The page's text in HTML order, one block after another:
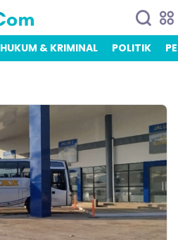
HUKUM & KRIMINAL POLITIK